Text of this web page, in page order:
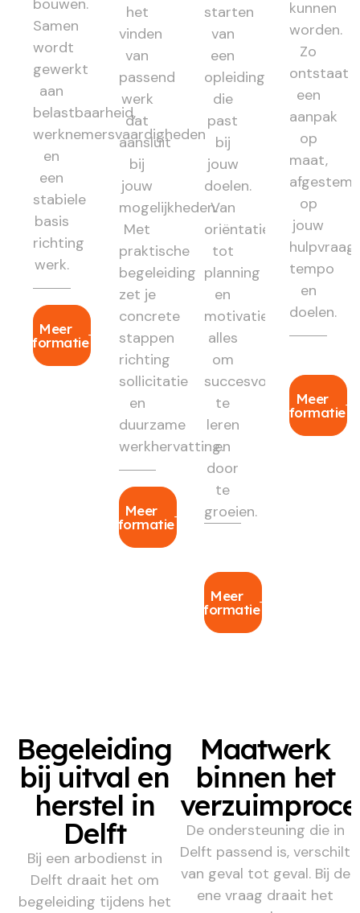
bouwen.
Samen
wordt
gewerkt
aan
belastbaarheid,
werknemersvaardigheden
en
een
stabiele
basis
richting
werk.
Meer
informatie
het
vinden
van
passend
werk
dat
aansluit
bij
jouw
mogelijkheden.
Met
praktische
begeleiding
zet je
concrete
stappen
richting
sollicitatie
en
duurzame
werkhervatting.
Meer
informatie
starten
van
een
opleiding
die
past
bij
jouw
doelen.
Van
oriëntatie
tot
planning
en
motivatie:
alles
om
succesvol
te
leren
en
door
te
groeien.
Meer
informatie
kunnen
worden.
Zo
ontstaat
een
aanpak
op
maat,
op
jouw
hulpvraag,
tempo
en
doelen.
Meer
informatie
Begeleiding
bij uitval en
herstel in
Delft
Bij een arbodienst in
Delft draait het om
begeleiding tijdens het
Maatwerk
binnen het
De ondersteuning die in
Delft passend is, verschilt
van geval tot geval. Bij de
ene vraag draait het